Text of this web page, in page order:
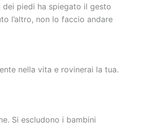
dei piedi ha spiegato il gesto
l’altro, non lo faccio andare
nella vita e rovinerai la tua.
Si escludono i bambini